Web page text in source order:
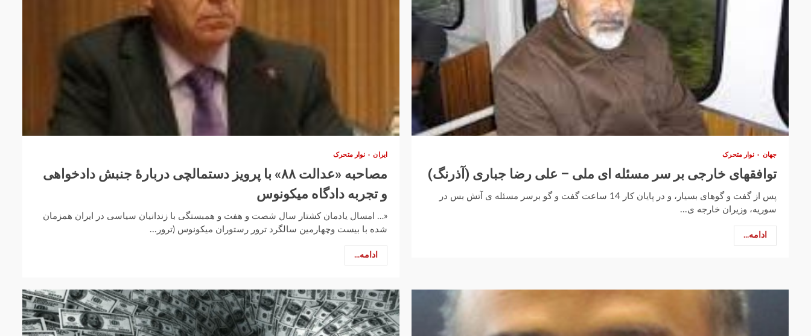
جهان نوار متحرک
توافقهای خارجی بر سر مسئله ای ملی – علی رضا جباری (آذرنگ)
پس از گفت و گوهای بسیار، و در پایان کار 14 ساعت گفت و گو برسر مسئله ی آتش بس در
سوریه، وزیران خارجه ی...
ادامه...
ایران نوار متحرک
مصاحبه «عدالت ۸۸»‌ با پرویز دستمالچی دربارۀ جنبش دادخواهی
و تجربه دادگاه میکونوس
«… امسال یادمان کشتار سال شصت و هفت و همبستگی با زندانیان سیاسی در ایران همزمان
شده با بیست وچهارمین سالگرد ترور رستوران میکونوس (ترور...
ادامه...